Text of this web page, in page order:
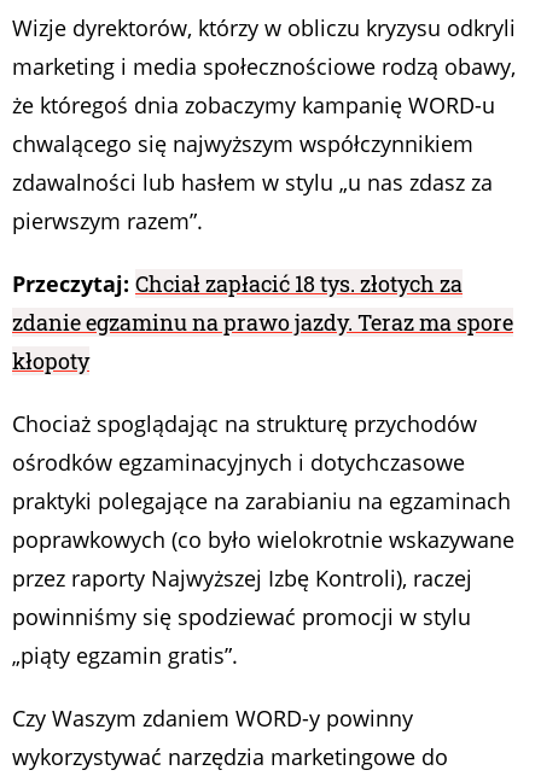
Wizje dyrektorów, którzy w obliczu kryzysu odkryli
marketing i media społecznościowe rodzą obawy,
że któregoś dnia zobaczymy kampanię WORD-u
chwalącego się najwyższym współczynnikiem
zdawalności lub hasłem w stylu „u nas zdasz za
pierwszym razem”.
Przeczytaj: Chciał zapłacić 18 tys. złotych za
zdanie egzaminu na prawo jazdy. Teraz ma spore
kłopoty
Chociaż spoglądając na strukturę przychodów
ośrodków egzaminacyjnych i dotychczasowe
praktyki polegające na zarabianiu na egzaminach
poprawkowych (co było wielokrotnie wskazywane
przez raporty Najwyższej Izbę Kontroli), raczej
powinniśmy się spodziewać promocji w stylu
„piąty egzamin gratis”.
Czy Waszym zdaniem WORD-y powinny
wykorzystywać narzędzia marketingowe do